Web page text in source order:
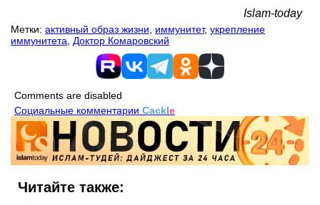
Islam-today
Метки: активный образ жизни иммунитет, укрепление
иммунитета
Доктор Комаровский
Comments are disabled
Социальные комментарии Cackle
Читайте также: